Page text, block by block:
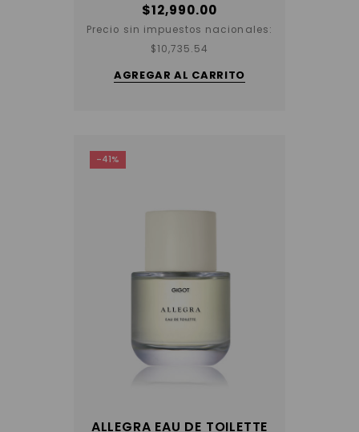
$12,990.00
Precio sin impuestos nacionales:
$10,735.54
AGREGAR AL CARRITO
-41%
ALLEGRA EAU DE TOILETTE